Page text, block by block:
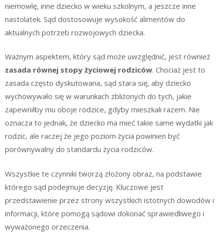
niemowlę, inne dziecko w wieku szkolnym, a jeszcze inne
nastolatek. Sąd dostosowuje wysokość alimentów do
aktualnych potrzeb rozwojowych dziecka.
Ważnym aspektem, który sąd może uwzględnić, jest również
zasada równej stopy życiowej rodziców. Chociaż jest to
zasada często dyskutowana, sąd stara się, aby dziecko
wychowywało się w warunkach zbliżonych do tych, jakie
zapewniłby mu oboje rodzice, gdyby mieszkali razem. Nie
oznacza to jednak, że dziecko ma mieć takie same wydatki jak
rodzic, ale raczej że jego poziom życia powinien być
porównywalny do standardu życia rodziców.
Wszystkie te czynniki tworzą złożony obraz, na podstawie
którego sąd podejmuje decyzję. Kluczowe jest
przedstawienie przez strony wszystkich istotnych dowodów i
informacji, które pomogą sądowi dokonać sprawiedliwego i
wyważonego orzeczenia.